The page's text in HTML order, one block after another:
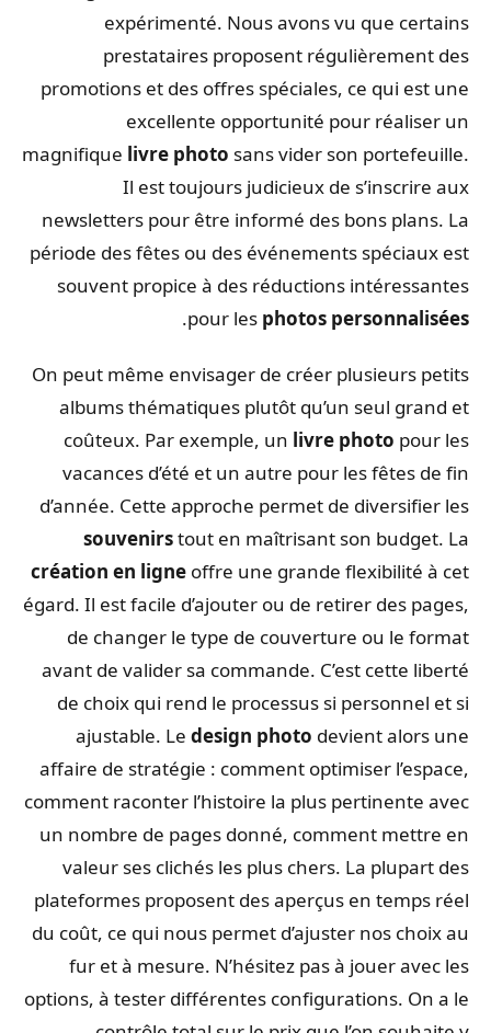
expérimenté. Nous avons vu que certains
prestataires proposent régulièrement des
promotions et des offres spéciales, ce qui est une
excellente opportunité pour réaliser un
magnifiquelivre photo sans vider son portefeuille.
Il est toujours judicieux de s’inscrire aux
newsletters pour être informé des bons plans. La
période des fêtes ou des événements spéciaux est
souvent propice à des réductions intéressantes
pour lesphotos personnalisées
.
On peut même envisager de créer plusieurs petits
albums thématiques plutôt qu’un seul grand et
coûteux. Par exemple, unlivre photo pour les
vacances d’été et un autre pour les fêtes de fin
d’année. Cette approche permet de diversifier les
souvenirstout en maîtrisant son budget. La
création en ligne offre une grande flexibilité à cet
égard. Il est facile d’ajouter ou de retirer des pages,
de changer le type de couverture ou le format
avant de valider sa commande. C’est cette liberté
de choix qui rend le processus si personnel et si
ajustable. Ledesign photo devient alors une
affaire de stratégie : comment optimiser l’espace,
comment raconter l’histoire la plus pertinente avec
un nombre de pages donné, comment mettre en
valeur ses clichés les plus chers. La plupart des
plateformes proposent des aperçus en temps réel
du coût, ce qui nous permet d’ajuster nos choix au
fur et à mesure. N’hésitez pas à jouer avec les
options, à tester différentes configurations. On a le